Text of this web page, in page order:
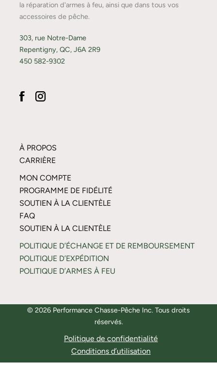
la réparation d'armes à feu, ainsi que dans tous vos
accessoires de pêche.
303, rue Notre-Dame
Repentigny, QC, J6A 2R9
450 582-9302
À PROPOS
CARRIÈRE
MON COMPTE
PROGRAMME DE FIDÉLITÉ
SOUTIEN À LA CLIENTÈLE
FAQ
SOUTIEN À LA CLIENTÈLE
POLITIQUE D’ÉCHANGE ET DE REMBOURSEMENT
POLITIQUE D’EXPÉDITION
POLITIQUE D’ARMES À FEU
© 2026 Performance Chasse-Pêche Inc. Tous droits
réservés.
Politique de confidentialité
Conditions d’utilisation